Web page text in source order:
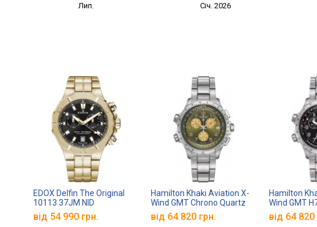
Лип. Січ. 2026
EDOX Delfin The Original
10113 37JM NID
від 54 990 грн.
Hamilton Khaki Aviation X-
Wind GMT Chrono Quartz
H77932160
від 64 820 грн.
Hamilton
Wind GMT
від 64 820